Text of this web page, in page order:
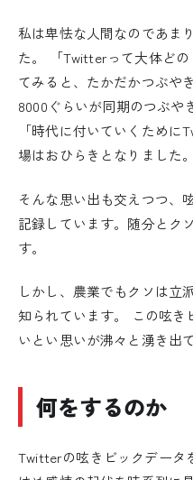
私は卑怯な人間なのであま
た。 「Twitterって大体ど
てみると、たかだかつぶや
8000ぐらいが同期のつぶや
「時代に付いていくため
場はおひらきとなりました。
そんな思い出も交えつつ、
記録しています。随分とク
す。
しかし、農業でもクソは立
知られています。 この呟き
いとい思いが沸々と湧き出
何をするのか
Twitterの呟きビックデータ